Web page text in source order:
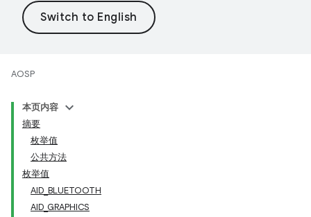
AOSP
本页内容
摘要
枚举值
公共方法
枚举值
AID_BLUETOOTH
AID_GRAPHICS